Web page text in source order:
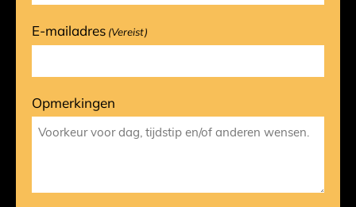
E-mailadres (Vereist)
Opmerkingen